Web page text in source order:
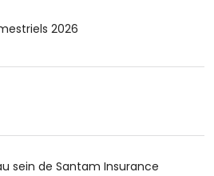
2026
sein de Santam Insurance